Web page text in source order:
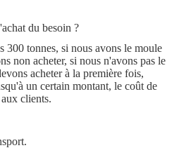
du besoin ?
300 tonnes, si nous avons le moule
non acheter, si nous n'avons pas le
acheter à la première fois,
un certain montant, le coût de
clients.